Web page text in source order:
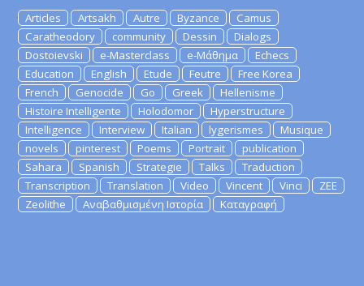
Articles Artsakh Autre Byzance
Camus
Caratheodory
community Dessin
Dialogs
Dostoievski
e-Masterclass e-Μάθημα
Echecs
Education
English Etude Feutre
Free Korea
French
Genocide Go Greek
Hellenisme
Histoire Intelligente
Holodomor
Hyperstructure
Intelligence
Interview Italian lygerismes
Musique
novels
pinterest Poems Portrait
publication
Sahara
Spanish Strategie Talks
Traduction
Transcription
Translation Video Vincent Vinci
ZEE
Zeolithe
Αναβαθμισμένη Ιστορία Καταγραφή